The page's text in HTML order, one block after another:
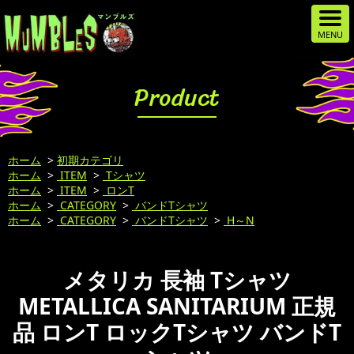
Product
ホーム > 初期カテゴリ
ホーム > ITEM > Tシャツ
ホーム > ITEM > ロンT
ホーム > CATEGORY > バンドTシャツ
ホーム > CATEGORY > バンドTシャツ > H～N
メタリカ 長袖 Tシャツ
METALLICA SANITARIUM 正規
品 ロンT ロックTシャツ バンドT